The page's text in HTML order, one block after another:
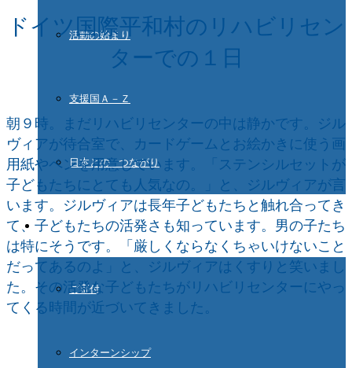
活動の始まり
支援国Ａ－Ｚ
日本との つながり
ご協力ください
ご寄付
インターンシップ
ドイツ国際平和村のリハビリセン
ターでの１日
朝９時。まだリハビリセンターの中は静かです。ジル
ヴィアが待合室で、カードゲームとお絵かきに使う画
用紙やペンを用意しています。「ステンシルセットが
子どもたちにとても人気なの。」と、ジルヴィアが言
います。ジルヴィアは長年子どもたちと触れ合ってき
て、子どもたちの活発さも知っています。男の子たち
は特にそうです。「厳しくならなくちゃいけないこと
だってあるのよ」と、ジルヴィアはくすりと笑いまし
た。その活発な子どもたちがリハビリセンターにやっ
てくる時間が近づいてきました。